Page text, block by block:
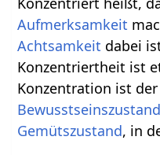
Aufmerksamkeit
Achtsamkeit dabei
Konzentriertheit ist
Konzentration ist
Bewusstseinszustand
Gemütszustand, in